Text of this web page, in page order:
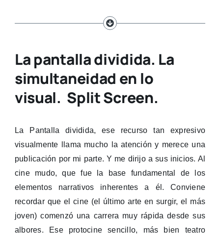
La pantalla dividida. La
simultaneidad en lo
visual. Split Screen.
La Pantalla dividida, ese recurso tan expresivo
visualmente llama mucho la atención y merece una
publicación por mi parte. Y me dirijo a sus inicios. Al
cine mudo, que fue la base fundamental de los
elementos narrativos inherentes a él.Conviene
recordar que el cine (el último arte en surgir, el más
joven)comenzó una carrera muy rápida desde sus
albores. Ese protocine sencillo, más bien teatro